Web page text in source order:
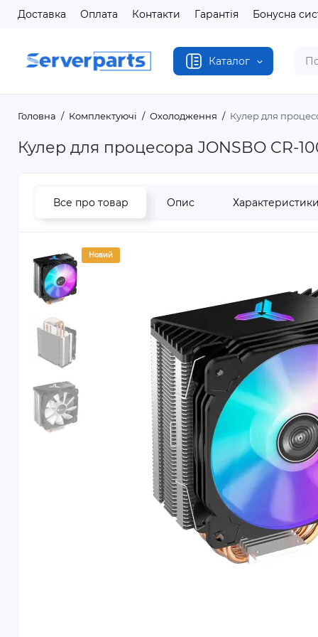
Доставка Оплата Контакти Гарантія Бонусна
Каталог
Головна Комплектуючі Охолодження Кулер для
Кулер для процесора JONSBO CR-
Все про товар Опис Характеристики
Новий